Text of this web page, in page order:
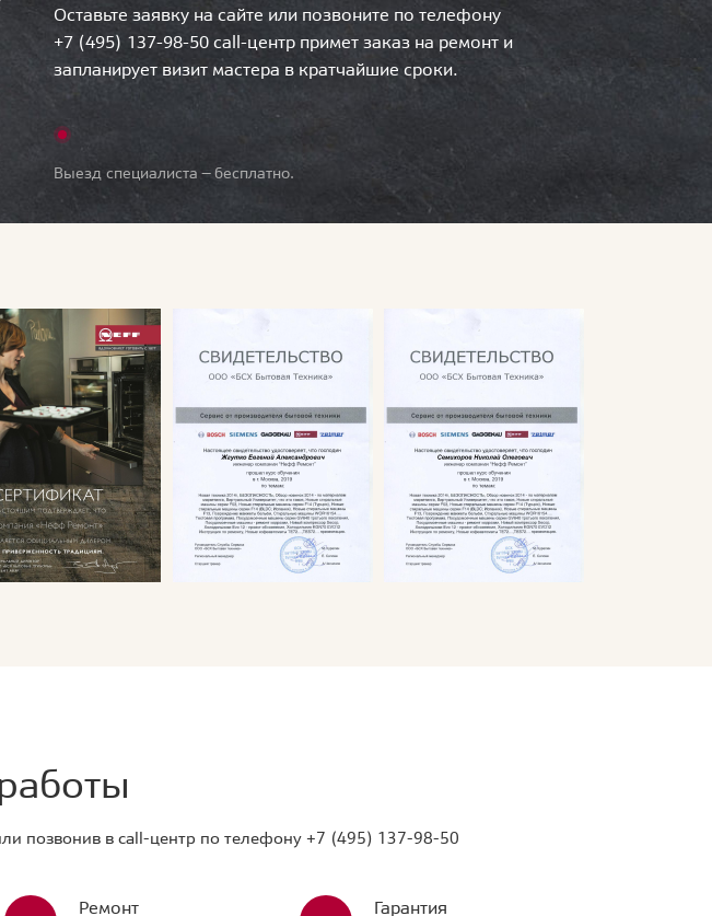
Оставьте заявку на сайте или позвоните по телефону
+7 (495) 137-98-50 call-центр примет заказ на ремонт и
запланирует визит мастера в кратчайшие сроки.
Выезд специалиста — бесплатно.
позвонив в call-центр по телефону +7 (495) 137-98-50
Ремонт Гарантия